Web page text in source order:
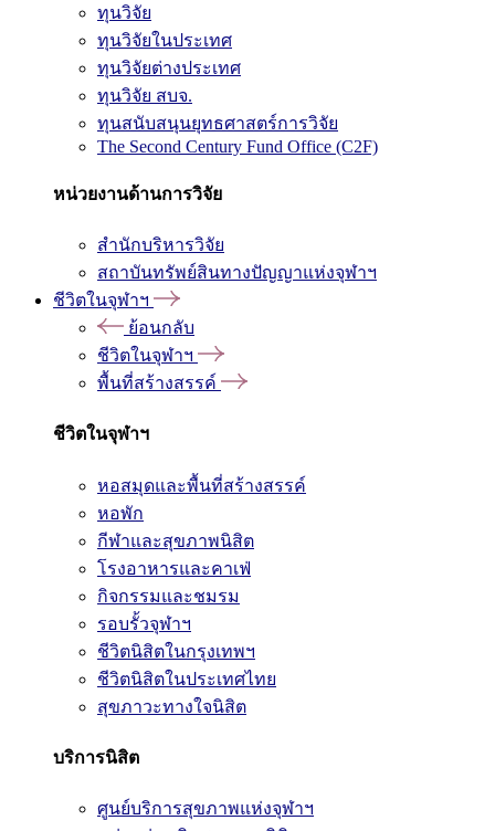
ทุนวิจัย
ทุนวิจัยในประเทศ
ทุนวิจัยต่างประเทศ
ทุนวิจัย สบจ.
ทุนสนับสนุนยุทธศาสตร์การวิจัย
The Second Century Fund Office (C2F)
หน่วยงานด้านการวิจัย
สำนักบริหารวิจัย
สถาบันทรัพย์สินทางปัญญาแห่งจุฬาฯ
ชีวิตในจุฬาฯ
ย้อนกลับ
ชีวิตในจุฬาฯ
พื้นที่สร้างสรรค์
ชีวิตในจุฬาฯ
หอสมุดและพื้นที่สร้างสรรค์
หอพัก
กีฬาและสุขภาพนิสิต
โรงอาหารและคาเฟ่
กิจกรรมและชมรม
รอบรั้วจุฬาฯ
ชีวิตนิสิตในกรุงเทพฯ
ชีวิตนิสิตในประเทศไทย
สุขภาวะทางใจนิสิต
บริการนิสิต
ศูนย์บริการสุขภาพแห่งจุฬาฯ